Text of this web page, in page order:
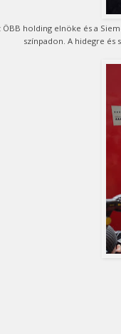
ÖBB holding elnöke és a
színpadon. A hidegre